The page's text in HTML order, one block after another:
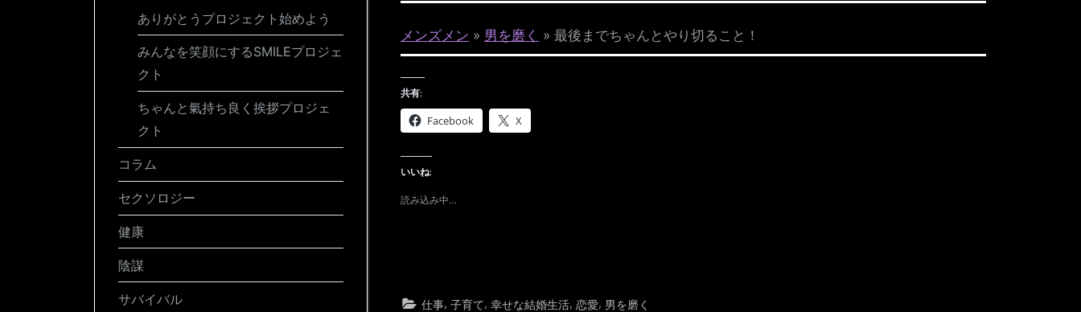
メンズメン » 男を磨く » 最後までちゃんとやり切ること！
共有:
Facebook X
いいね:
読み込み中…
仕事, 子育て, 幸せな結婚生活, 恋愛, 男を磨く
ありがとうプロジェクト始めよう
みんなを笑顔にするSMILEプロジェ
クト
ちゃんと氣持ち良く挨拶プロジェ
クト
コラム
セクソロジー
健康
陰謀
サバイバル